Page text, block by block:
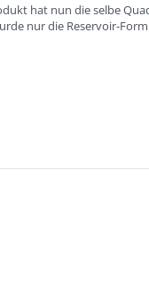
hat nun die selbe
nur die Reservoir-